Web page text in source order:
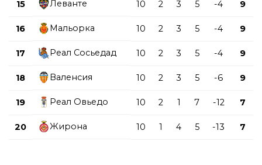
15 Леванте 10 2 3 5 -4 9
16 Мальорка 10 2 3 5 -4 9
17 Реал Сосьедад 10 2 3 5 -4 9
18 Валенсия 10 2 3 5 -6 9
19 Реал Овьедо 10 2 1 7 -12 7
20 Жирона 10 1 4 5 -13 7